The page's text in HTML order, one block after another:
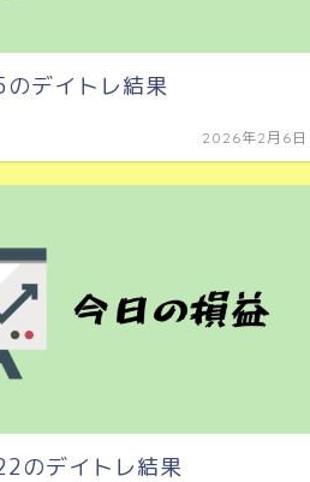
デイトレ結果
2026年2月6日
のデイトレ結果